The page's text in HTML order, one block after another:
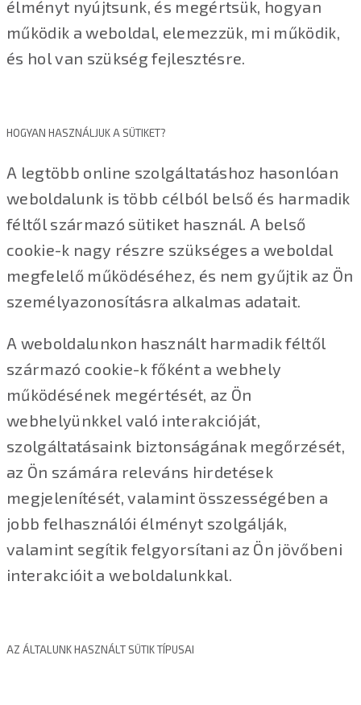
élményt nyújtsunk, és megértsük, hogyan
működik a weboldal, elemezzük, mi működik,
és hol van szükség fejlesztésre.
HOGYAN HASZNÁLJUK A SÜTIKET?
A legtöbb online szolgáltatáshoz hasonlóan
weboldalunk is több célból belső és harmadik
féltől származó sütiket használ. A belső
cookie-k nagy részre szükséges a weboldal
megfelelő működéséhez, és nem gyűjtik az Ön
személyazonosításra alkalmas adatait.
A weboldalunkon használt harmadik féltől
származó cookie-k főként a webhely
működésének megértését, az Ön
webhelyünkkel való interakcióját,
szolgáltatásaink biztonságának megőrzését,
az Ön számára releváns hirdetések
megjelenítését, valamint összességében a
jobb felhasználói élményt szolgálják,
valamint segítik felgyorsítani az Ön jövőbeni
interakcióit a weboldalunkkal.
AZ ÁLTALUNK HASZNÁLT SÜTIK TÍPUSAI